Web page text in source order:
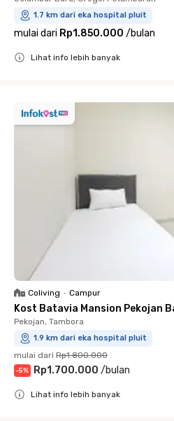
1.7 km dari eka hospital pluit
mulai dari Rp1.850.000 /bulan
Lihat info lebih banyak
Coliving • Campur
Kost Batavia Mansion Pekojan
Pekojan, Tambora
1.9 km dari eka hospital pluit
mulai dari Rp1.800.000
-5% Rp1.700.000 /bulan
Lihat info lebih banyak